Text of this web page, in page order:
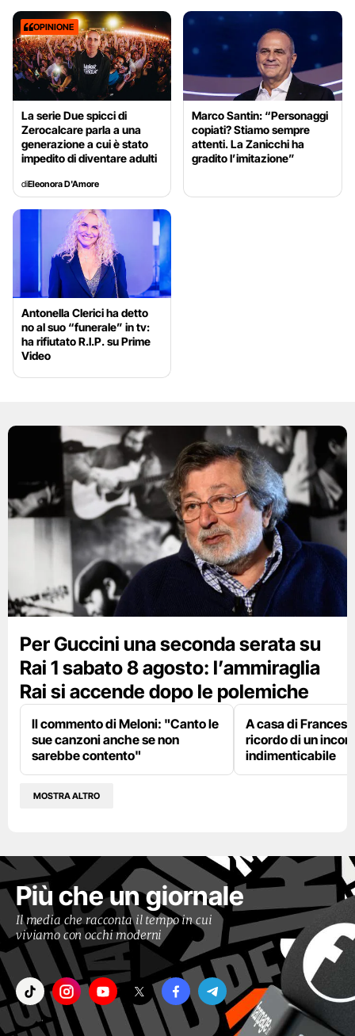
OPINIONE
La serie Due spicci di
Zerocalcare parla a una
generazione a cui è stato
impedito di diventare adulti
diEleonora D'Amore
Marco Santin: “Personaggi
copiati? Stiamo sempre
attenti. La Zanicchi ha
gradito l’imitazione”
Antonella Clerici ha detto
no al suo “funerale” in tv:
ha rifiutato R.I.P. su Prime
Video
Per Guccini una seconda serata su
Rai 1 sabato 8 agosto: l’ammiraglia
Rai si accende dopo le polemiche
Il commento di Meloni: "Canto le
sue canzoni anche se non
sarebbe contento"
A casa di
ricordo di un
indimenticabile
MOSTRA ALTRO
Più che un giornale
Il media che racconta il tempo in cui
viviamo con occhi moderni